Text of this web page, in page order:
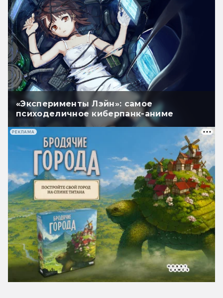
«Эксперименты Лэйн»: самое
психоделичное киберпанк-аниме
РЕКЛАМА